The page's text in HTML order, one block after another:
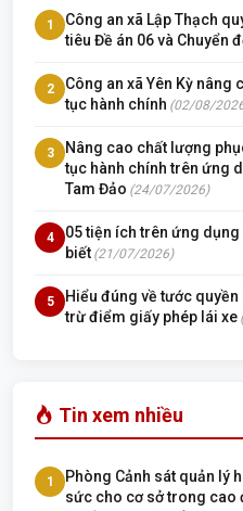
1
Công an xã Lập Thạch
tiêu Đề án 06 và Chuyển
2
Công an xã Yên Kỳ
tục hành chính (02/08/
3
Nâng cao chất lượng
tục hành chính trên ứng
Tam Đảo (24/07/2026)
4
05 tiện ích trên ứng
biết (21/07/2026)
5
Hiểu đúng về tước
trừ điểm giấy phép lái xe
Tin xem nhiều
1
Phòng Cảnh sát quản lý
sức cho cơ sở trong cao